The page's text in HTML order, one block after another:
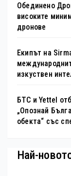
Обединено
високите
дронове
Екипът на
изкуствен
БТС и Yettel
„Опознай
обекта“ със
Най-